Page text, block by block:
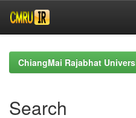
navigationChiangMai Rajabhat
Search